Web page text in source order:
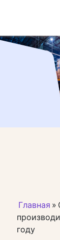
Главная »
году